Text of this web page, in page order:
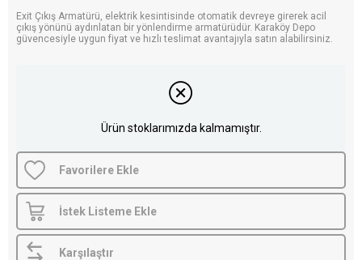
Exit Çıkış Armatürü, elektrik kesintisinde otomatik devreye girerek acil
çıkış yönünü aydınlatan bir yönlendirme armatürüdür. Karaköy Depo
güvencesiyle uygun fiyat ve hızlı teslimat avantajıyla satın alabilirsiniz.
Ürün stoklarımızda kalmamıştır.
Favorilere Ekle
İstek Listeme Ekle
Karşılaştır